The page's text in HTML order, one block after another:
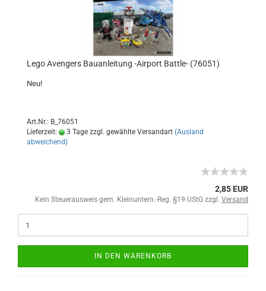
Lego Avengers Bauanleitung -Airport Battle- (76051)
Neu!
Art.Nr.: B_76051
Lieferzeit:
3 Tage zzgl. gewählte Versandart (Ausland
abweichend)
2,85 EUR
Kein Steuerausweis gem. Kleinuntern.-Reg. §19 UStG zzgl. Versand
IN DEN WARENKORB